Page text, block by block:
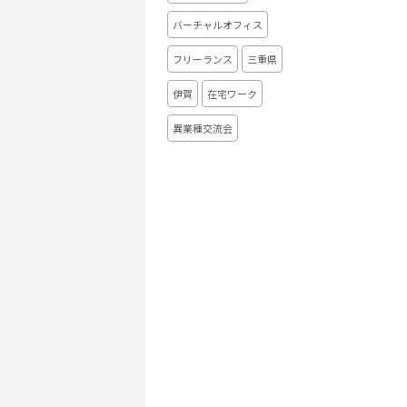
バーチャルオフィス
フリーランス 三重県
伊賀 在宅ワーク
異業種交流会